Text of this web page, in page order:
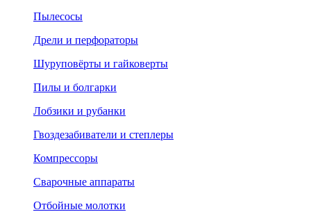
Пылесосы
Дрели и перфораторы
Шуруповёрты и гайковерты
Пилы и болгарки
Лобзики и рубанки
Гвоздезабиватели и степлеры
Компрессоры
Сварочные аппараты
Отбойные молотки